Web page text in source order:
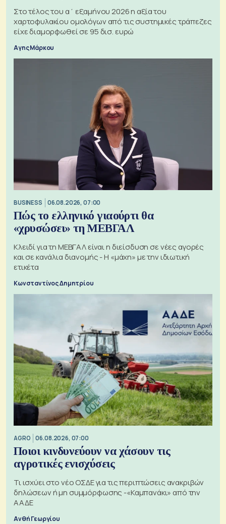
Στο τέλος του α΄ εξαμήνου 2026 η αξία του
χαρτοφυλακίου ομολόγων από τις συστημικές τράπεζες
είχε διαμορφωθεί σε 95 δισ. ευρώ
Αγης Μάρκου
BUSINESS 06.08.2026, 07:00
Πώς το ελληνικό γιαούρτι θα
«χρυσώσει» τη ΜΕΒΓΑΛ
Κλειδί για τη ΜΕΒΓΑΛ είναι η διείσδυση σε νέες αγορές
και σε κανάλια διανομής - Η «μάχη» με την ιδιωτική
ετικέτα
Κωνσταντίνος Δημητρίου
AGRO 06.08.2026, 07:00
Ποιοι κινδυνεύουν να χάσουν τις
αγροτικές ενισχύσεις
Τι ισχύει στο νέο ΟΣΔΕ για τις περιπτώσεις ανακριβών
δηλώσεων ή μη συμμόρφωσης -«Καμπανάκι» από την
ΑΑΔΕ
Ανθή Γεωργίου